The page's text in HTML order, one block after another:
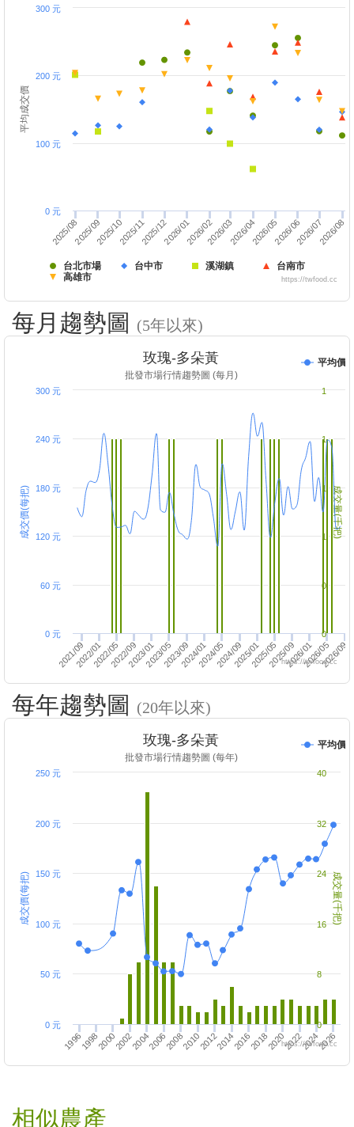
平均成交價
台北市場 台中市 溪湖鎮
台南市
高雄市
2025/082025/092025/102025/112025/122026/012026/022026/032026/042026/052026/062026/072026/08
0 元
100 元
200 元
300 元
https://twfood.cc
每月趨勢圖 (5年以來)
成交價(每把) 成交量(千把)
玫瑰-多朵黃
批發市場行情趨勢圖 (每月)
平均價
2022/01 2023/01 2024/01 2025/01 2026/01
2021/09 2022/052022/09 2023/052023/09 2024/052024/09 2025/052025/09 2026/052026/09
0 元
60 元
120 元
180 元
240 元
300 元
0
0
1
1
1
1
https://twfood.cc
每年趨勢圖 (20年以來)
成交價(每把) 成交量(千把)
玫瑰-多朵黃
批發市場行情趨勢圖 (每年)
平均價
1996199820002002200420062008201020122014201620182020202220242026
0 元
50 元
100 元
150 元
200 元
250 元
0
8
16
24
32
40
https://twfood.cc
相似農產